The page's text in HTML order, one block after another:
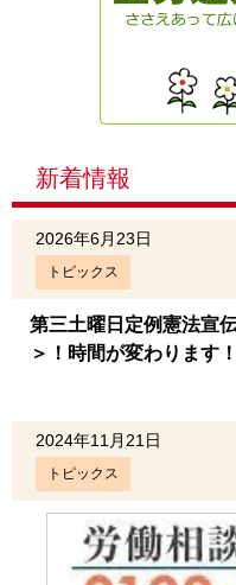
新着情報
2026年6月23日
トピックス
第三土曜日定例憲法宣
＞！時間が変わります！
2024年11月21日
トピックス